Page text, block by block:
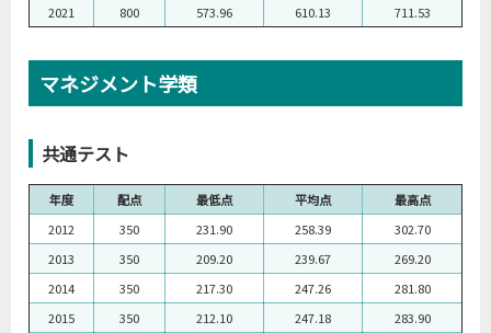
2021
800 573.96 610.13 711.53
マネジメント学類
共通テスト
年度 配点 最低点 平均点
最高点
2012
350 231.90 258.39
302.70
2013
350 209.20 239.67
269.20
2014
350 217.30 247.26
281.80
2015
350 212.10 247.18
283.90